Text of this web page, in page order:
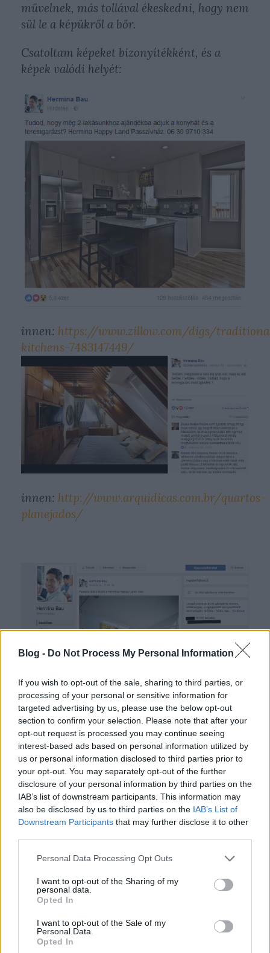
Blog - Do Not Process My Personal Information
If you wish to opt-out of the sale, sharing to third parties, or
processing of your personal or sensitive information for
targeted advertising by us, please use the below opt-out
section to confirm your selection. Please note that after your
opt-out request is processed you may continue seeing
interest-based ads based on personal information utilized by
us or personal information disclosed to third parties prior to
your opt-out. You may separately opt-out of the further
disclosure of your personal information by third parties on the
IAB’s list of downstream participants. This information may
also be disclosed by us to third parties on the IAB’s List of
Downstream Participants that may further disclose it to other
Please note that this website/app uses one or more Google
not limited to your visit or usage behaviour. You may click to
grant or deny consent to Google and its third-party tags to
use your data for below specified purposes in below Google
consent section.
Personal Data Processing Opt Outs
I want to opt-out of the Sharing of my
personal data.
Opted In
I want to opt-out of the Sale of my
Personal Data.
Opted In
művelnek, más tollával ékeskedni, hogy nem
sül le a képükről a bőr.
Csatoltam képeket bizonyítékként, és a
képek valódi helyét:
innen: https://www.zillow.com/digs/
kitchens-7483147449/
innen: http://www.arquidicas.com.br/quartos-
planejados/
innen:http://homeje.com/perfect-living-
room-art-design/beautiful-visualizations-
from-triple-d-designs-living-room-art-
for-walls-living-room-art-decor-ideas-
living-room-canvas-art-ideas/
Az oldalukon összes kép ilyen, mind lopott,
nyugodtan lehet ellenőrizni. Egy saját képük
sincs.
Tisztelt Homár Blog!
Figyelmetekbe ajánlom az alábbi két képfájl